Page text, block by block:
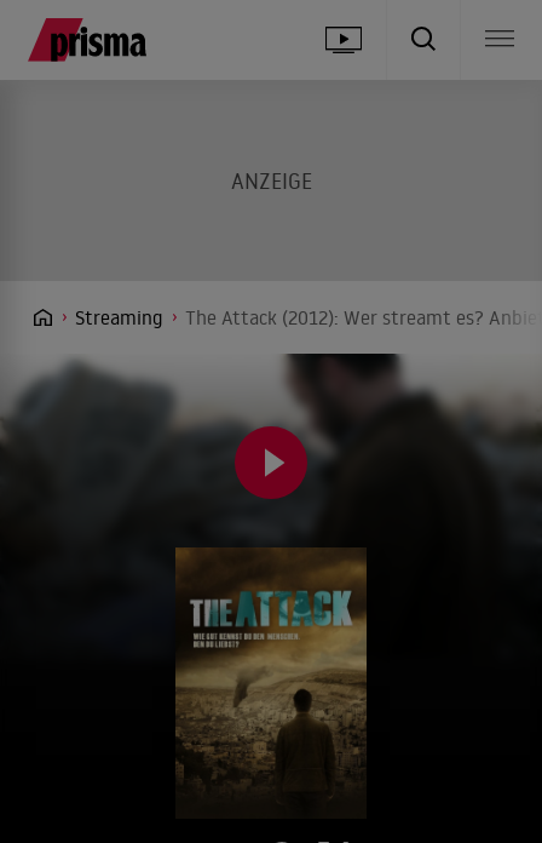
Streaming The Attack (2012): Wer streamt es?